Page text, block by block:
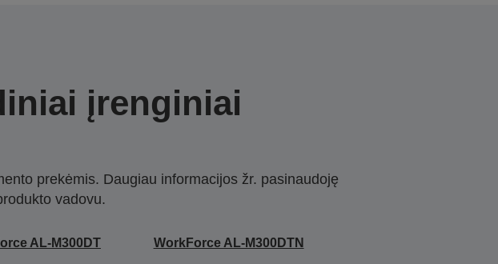
įrenginiai
prekėmis. Daugiau informacijos žr. pasinaudoję
vadovu.
AL-M300DT WorkForce AL-M300DTN